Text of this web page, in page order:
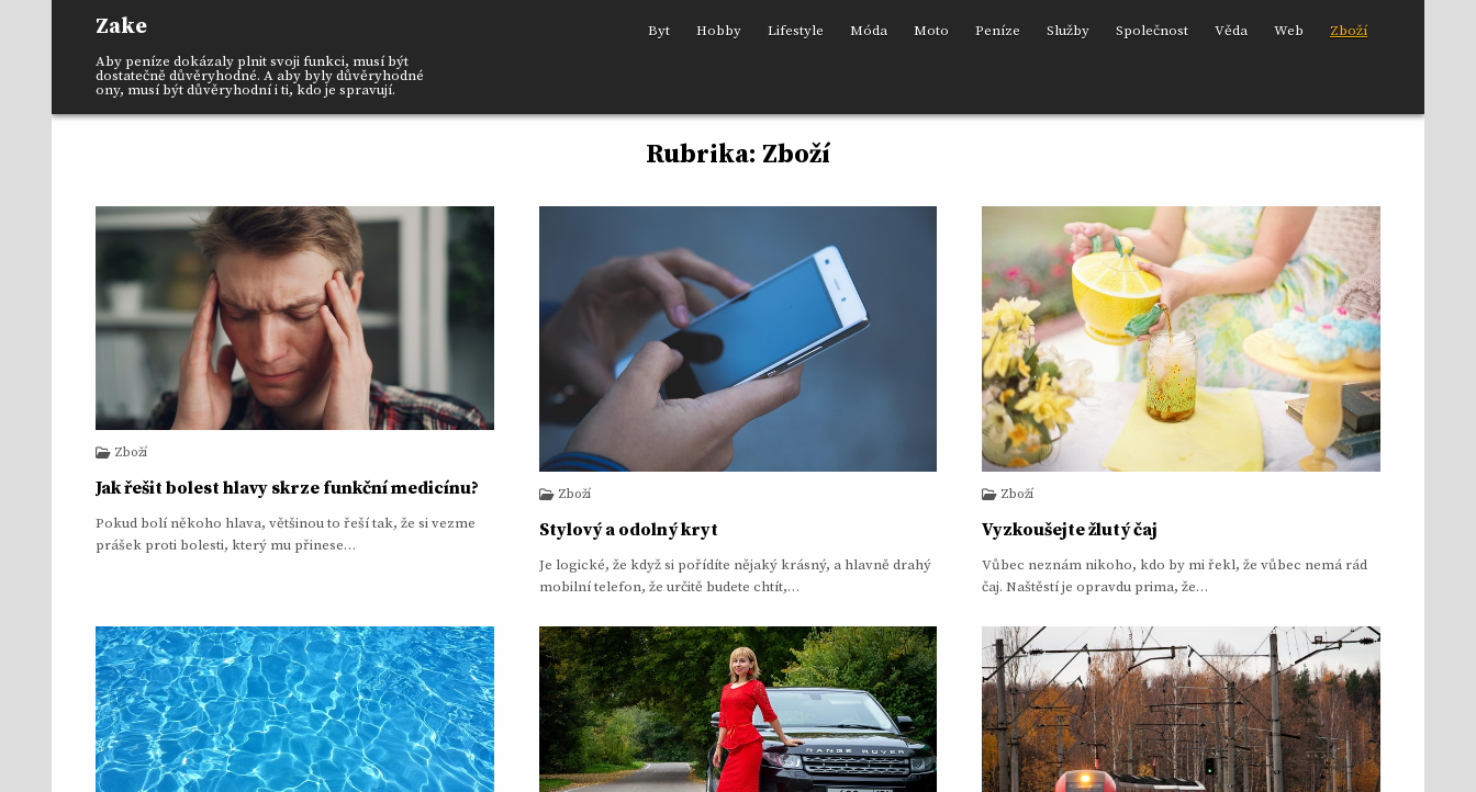
Zake
Aby peníze dokázaly plnit svoji funkci, musí být
dostatečně důvěryhodné. A aby byly důvěryhodné
ony, musí být důvěryhodní i ti, kdo je spravují.
Byt Hobby Lifestyle Móda Moto Peníze Služby Společnost Věda Web Zboží
Rubrika: Zboží
Zboží
Jak řešit bolest hlavy skrze funkční medicínu?
Pokud bolí někoho hlava, většinou to řeší tak, že si vezme
prášek proti bolesti, který mu přinese…
Zboží
Stylový a odolný kryt
Je logické, že když si pořídíte nějaký krásný, a hlavně drahý
mobilní telefon, že určitě budete chtít,…
Zboží
Vyzkoušejte žlutý čaj
Vůbec neznám nikoho, kdo by mi řekl, že vůbec nemá rád
čaj. Naštěstí je opravdu prima, že…